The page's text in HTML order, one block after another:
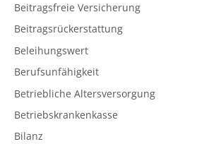
Beitragsfreie Versicherung
Beitragsrückerstattung
Beleihungswert
Berufsunfähigkeit
Betriebliche Altersversorgung
Betriebskrankenkasse
Bilanz